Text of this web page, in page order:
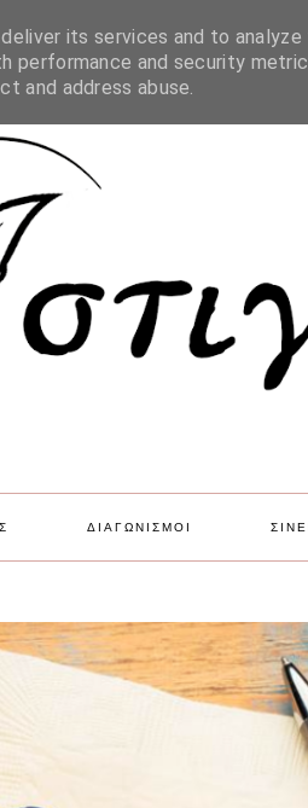
SITE MAP
ΔΙΑΓΩΝΙΣΜΟΙ
its services and to
performance and security
and address abuse.